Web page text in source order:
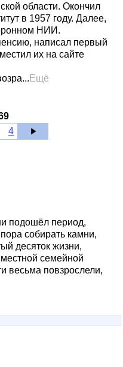
области. Окончил
в 1957 году. Далее,
НИИ.
написал первый
их на сайте
Ещё
4
подошёл период,
собирать камни,
десяток жизни,
семейной
весьма повзрослели,